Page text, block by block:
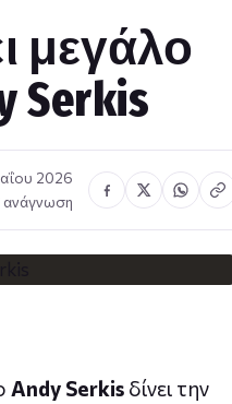
μεγάλο
Serkis
2026
ανάγνωση
Andy Serkis δίνει την